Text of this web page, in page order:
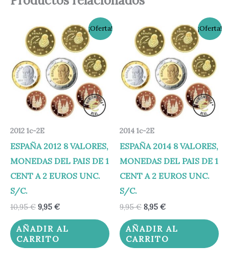
¡Oferta!
2012 1c-2E
ESPAÑA 2012 8 VALORES,
MONEDAS DEL PAIS DE 1
CENT A 2 EUROS UNC.
S/C.
10,95€
El
precio
original
era:
10,95 €.
9,95 €
precio
actual
es:
9,95 €.
AÑADIR AL
CARRITO
¡Oferta!
2014 1c-2E
ESPAÑA 2014 8 VALORES,
MONEDAS DEL PAIS DE 1
CENT A 2 EUROS UNC.
S/C.
9,95€
El
precio
original
era:
9,95 €.
8,95 €
precio
actual
8,95 €.
AÑADIR AL
CARRITO